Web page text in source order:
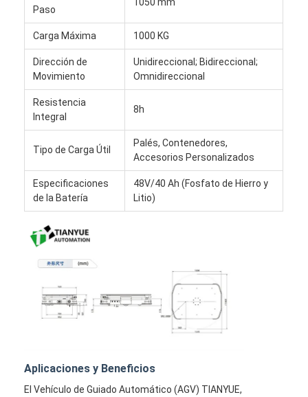
Paso
Carga Máxima 1000 KG
Dirección de
Movimiento
Unidireccional; Bidireccional;
Omnidireccional
Resistencia
Integral
8h
Tipo de Carga Útil
Palés, Contenedores,
Accesorios Personalizados
Especificaciones
de la Batería
48V/40 Ah (Fosfato de Hierro y
Litio)
Aplicaciones y Beneficios
El Vehículo de Guiado Automático (AGV) TIANYUE,